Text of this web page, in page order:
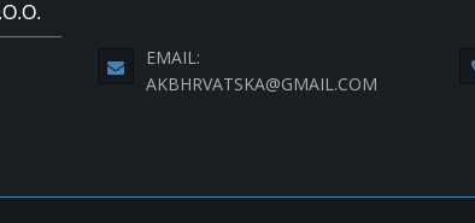
EMAIL:
AKBHRVATSKA@GMAIL.COM